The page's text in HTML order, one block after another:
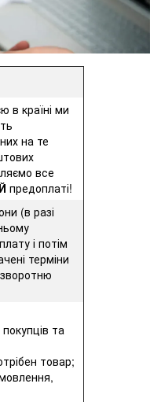
в країні ми
на те
все
предоплаті!
(в разі
і потім
терміни
та
товар;